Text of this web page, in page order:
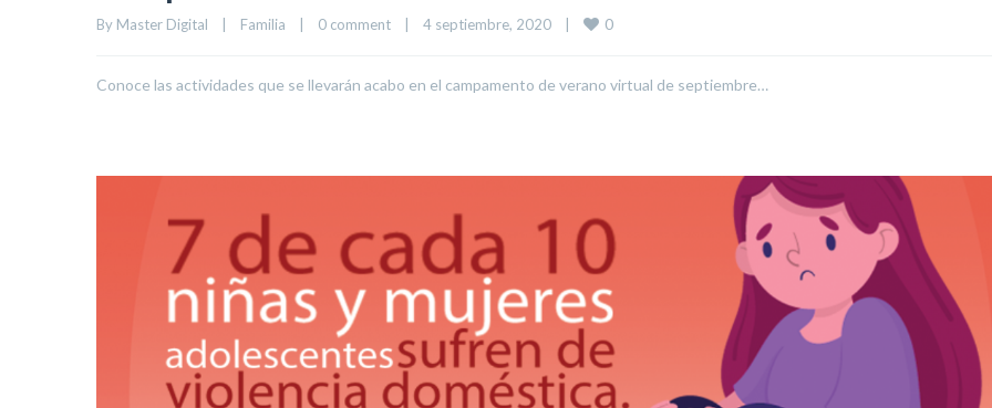
By Master Digital Familia 0 comment 4 septiembre, 2020 0
Conoce las actividades que se llevarán acabo en el campamento de verano virtual de septiembre…